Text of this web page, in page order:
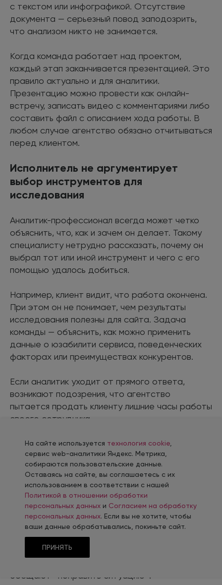
с текстом или инфографикой. Отсутствие
документа — серьезный повод заподозрить,
что анализом никто не занимается.
Когда команда работает над проектом,
каждый этап заканчивается презентацией. Это
правило актуально и для аналитики.
Презентацию можно провести как онлайн-
встречу, записать видео с комментариями либо
составить файл с описанием хода работы. В
любом случае агентство обязано отчитываться
перед клиентом.
Исполнитель не аргументирует
выбор инструментов для
исследования
Аналитик-профессионал всегда может четко
объяснить, что, как и зачем он делает. Такому
специалисту нетрудно рассказать, почему он
выбрал тот или иной инструмент и чего с его
помощью удалось добиться.
Например, клиент видит, что работа окончена.
При этом он не понимает, чем результаты
исследования полезны для сайта. Задача
команды — объяснить, как можно применить
данные о юзабилити сервиса, поведенческих
факторах или преимуществах конкурентов.
Если аналитик уходит от прямого ответа,
возникают подозрения, что агентство
пытается продать клиенту лишние часы работы
своего сотрудника.
Почему не стоит доверять
аналитическим отчетам
агентств
Многие владельцы интернет-магазинов, в том
числе и наши клиенты, получают на почту
«письма счастья»: компании, которые
занимаются продвижением в Интернете,
обещают «поправить ситуацию».
На сайте используется технология cookie
сервис web-аналитики Яндекс. Метрика,
собираются пользовательские данные.
Оставаясь на сайте, вы соглашаетесь с их
использованием в соответствии с нашей
Политикой в отношении обработки
персональных данных и Согласием на обработку
персональных данных. Если вы не хотите, чтобы
ваши данные обрабатывались, покиньте сайт.
ПРИНЯТЬ